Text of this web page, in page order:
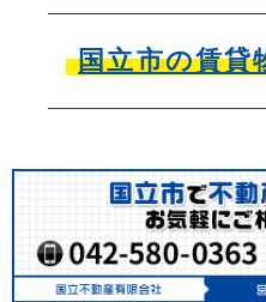
国立市の賃貸